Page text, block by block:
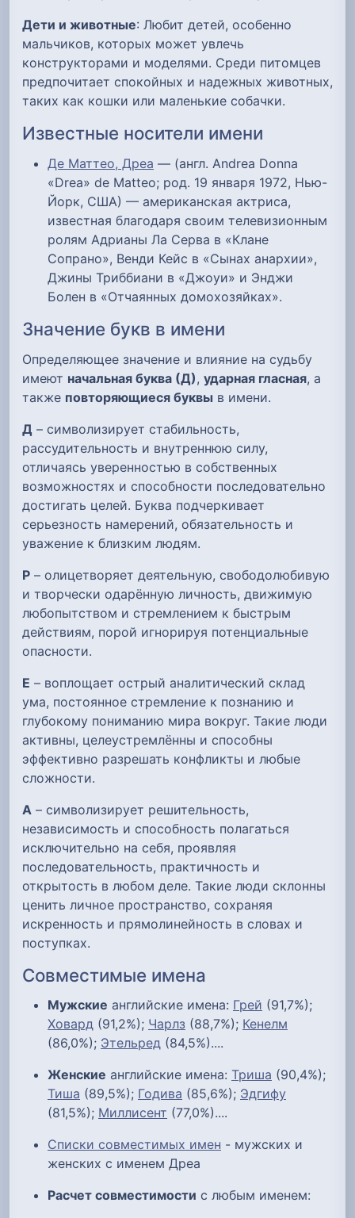
Дети и животные: Любит детей, особенно
мальчиков, которых может увлечь
конструкторами и моделями. Среди питомцев
предпочитает спокойных и надежных животных,
таких как кошки или маленькие собачки.
Известные носители имени
Де Маттео, Дреа — (англ. Andrea Donna
«Drea» de Matteo; род. 19 января 1972, Нью-
Йорк, США) — американская актриса,
известная благодаря своим телевизионным
ролям Адрианы Ла Серва в «Клане
Сопрано», Венди Кейс в «Сынах анархии»,
Джины Триббиани в «Джоуи» и Энджи
Болен в «Отчаянных домохозяйках».
Значение букв в имени
Определяющее значение и влияние на судьбу
имеют начальная буква (Д), ударная гласная, а
также повторяющиеся буквы в имени.
Д – символизирует стабильность,
рассудительность и внутреннюю силу,
отличаясь уверенностью в собственных
возможностях и способности последовательно
достигать целей. Буква подчеркивает
серьезность намерений, обязательность и
уважение к близким людям.
Р – олицетворяет деятельную, свободолюбивую
и творчески одарённую личность, движимую
любопытством и стремлением к быстрым
действиям, порой игнорируя потенциальные
опасности.
Е – воплощает острый аналитический склад
ума, постоянное стремление к познанию и
глубокому пониманию мира вокруг. Такие люди
активны, целеустремлённы и способны
эффективно разрешать конфликты и любые
сложности.
А – символизирует решительность,
независимость и способность полагаться
исключительно на себя, проявляя
последовательность, практичность и
открытость в любом деле. Такие люди склонны
ценить личное пространство, сохраняя
искренность и прямолинейность в словах и
поступках.
Совместимые имена
Мужские английские имена: Грей (91,7%);
Ховард (91,2%); Чарлз (88,7%); Кенелм
(86,0%); Этельред (84,5%)....
Женские английские имена: Триша (90,4%);
Тиша (89,5%); Годива (85,6%); Эдгифу
(81,5%); Миллисент (77,0%)....
Списки совместимых имен - мужских и
женских с именем Дреа
Расчет совместимости с любым именем: